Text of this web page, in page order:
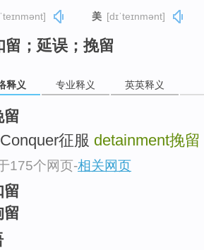
美 [dɪˈteɪnmənt]
留；延误；挽留
释义 专业释义 英英释义
留
征服 detainment挽留
175个网页-相关网页
留
留